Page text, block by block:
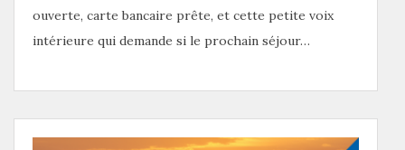
ouverte, carte bancaire prête, et cette petite voix
intérieure qui demande si le prochain séjour…